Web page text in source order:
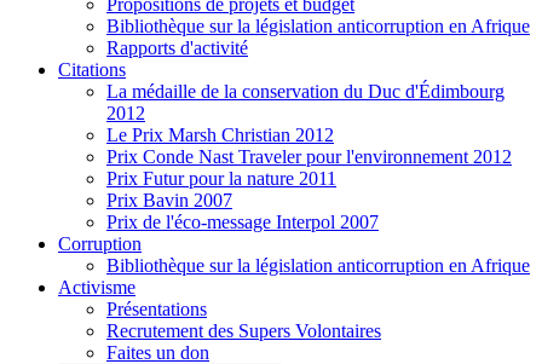
Bibliothèque sur la législation anticorruption en Afrique
Rapports d'activité
Citations
La médaille de la conservation du Duc d'Édimbourg
2012
Le Prix Marsh Christian 2012
Prix Conde Nast Traveler pour l'environnement 2012
Prix Futur pour la nature 2011
Prix Bavin 2007
Prix de l'éco-message Interpol 2007
Corruption
Bibliothèque sur la législation anticorruption en Afrique
Activisme
Présentations
Recrutement des Supers Volontaires
Faites un don